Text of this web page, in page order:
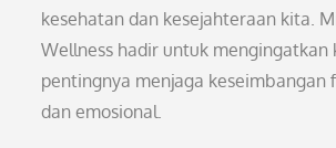
kesehatan dan kesejahteraan kita.
Wellness hadir untuk mengingatkan
pentingnya menjaga keseimbangan
dan emosional.